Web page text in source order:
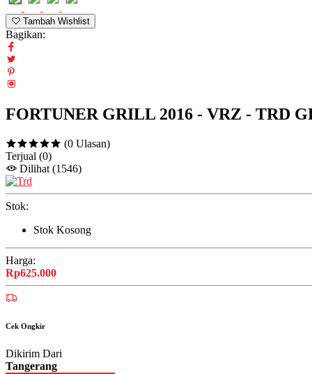
Tambah Wishlist
Bagikan:
FORTUNER GRILL 2016 - VRZ - TRD
(0 Ulasan)
Terjual (0)
Dilihat (1546)
Stok:
Stok Kosong
Harga:
Rp625.000
Cek Ongkir
Dikirim Dari
Tangerang